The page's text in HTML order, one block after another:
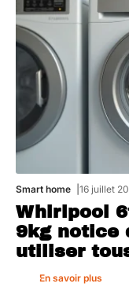
Smart home 16 juillet
Whirlpool
9kg notice
utiliser
En savoir plus